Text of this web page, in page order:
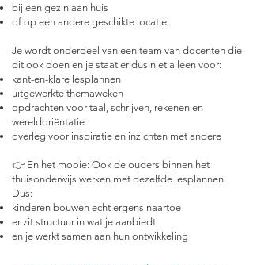
bij een gezin aan huis
of op een andere geschikte locatie
Je wordt onderdeel van een team van docenten die
dit ook doen en je staat er dus niet alleen voor:
kant-en-klare lesplannen
uitgewerkte themaweken
opdrachten voor taal, schrijven, rekenen en
wereldoriëntatie
overleg voor inspiratie en inzichten met andere
👉 En het mooie: Ook de ouders binnen het
thuisonderwijs werken met dezelfde lesplannen
Dus:
kinderen bouwen echt ergens naartoe
er zit structuur in wat je aanbiedt
en je werkt samen aan hun ontwikkeling